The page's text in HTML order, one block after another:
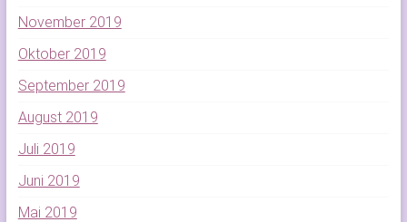
November 2019
Oktober 2019
September 2019
August 2019
Juli 2019
Juni 2019
Mai 2019